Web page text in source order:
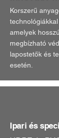
Korszerű
technológiákkal
amelyek
megbízható
lapostetők és
esetén.
Ipari és